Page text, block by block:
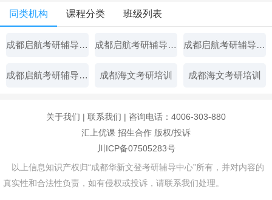
同类机构 课程分类 班级列表
成都启航考研辅导中心 成都启航考研辅导中心 成都启航考研辅导中心
成都启航考研辅导中心 成都海文考研培训 成都海文考研培训
关于我们 | 联系我们 | 咨询电话：4006-303-880
汇上优课 招生合作 版权/投诉
川ICP备07505283号
以上信息知识产权归“成都华新文登考研辅导中心”所有，并对内容的
真实性和合法性负责，如有侵权或投诉，请联系我们处理。